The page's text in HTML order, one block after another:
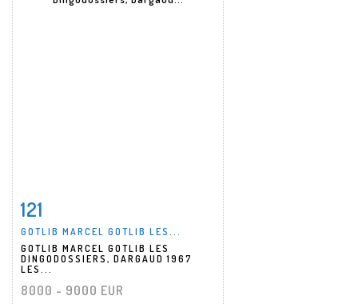
Fiche détaillée
121
GOTLIB MARCEL GOTLIB LES...
GOTLIB MARCEL GOTLIB LES
DINGODOSSIERS, DARGAUD 1967
LES...
8000 - 9000 EUR